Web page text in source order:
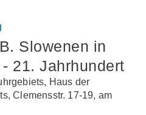
Slowenen in
21. Jahrhundert
Haus der
Clemensstr. 17-19, am